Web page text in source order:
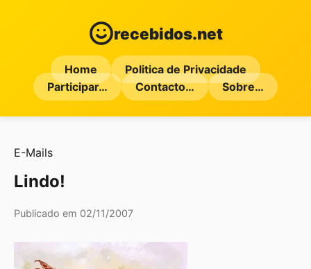
recebidos.net
Home
Politica de Privacidade
Participar…
Contacto… Sobre…
E-Mails
Lindo!
Publicado em 02/11/2007